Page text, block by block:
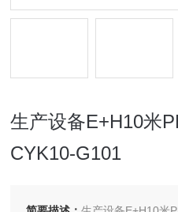
生产设备E+H10米
CYK10-G101